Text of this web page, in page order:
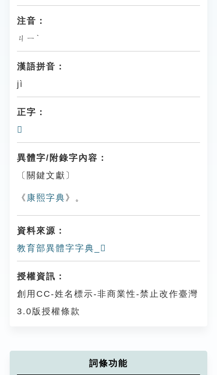
注音：
ㄐㄧˋ
漢語拼音：
jì
正字：
𦇧
異體字/附錄字內容：
〔關鍵文獻〕
《 康熙字典 》。
資料來源：
教育部異體字字典_𠫈
授權資訊：
創用CC-姓名標示-非商業性-禁止改作臺灣
3.0版授權條款
詞條功能